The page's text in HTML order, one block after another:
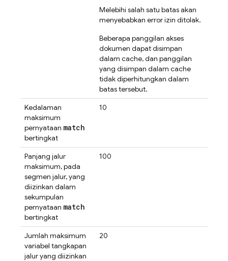
Melebihi salah satu batas akan
menyebabkan error izin ditolak.
Beberapa panggilan akses
dokumen dapat disimpan
dalam cache, dan panggilan
yang disimpan dalam cache
tidak diperhitungkan dalam
batas tersebut.
Kedalaman
maksimum
pernyataan match
bertingkat
10
Panjang jalur
maksimum, pada
segmen jalur, yang
diizinkan dalam
sekumpulan
pernyataan match
bertingkat
100
Jumlah maksimum
variabel tangkapan
jalur yang diizinkan
20